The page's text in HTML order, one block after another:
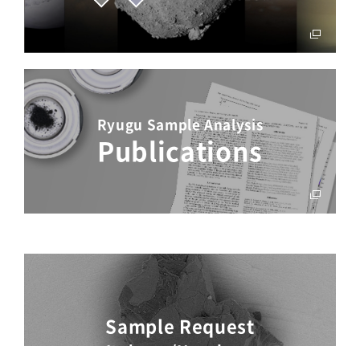
Ryugu Sample Analysis
Publications
Sample Request